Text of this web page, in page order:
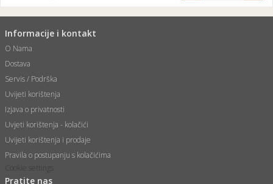
Informacije i kontakt
O Nama
Dostava
Servis / Podrška
Uvijeti korištenja
Izjava o privatnosti
Uvjeti korištenja - kolačići
Uvijeti korištenja i prodaje
Pravila o postupanju s kolačićima
Cookie settings
Pratite nas